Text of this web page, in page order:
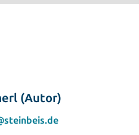
(Autor)